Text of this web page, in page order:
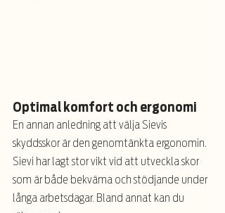
Optimal komfort och ergonomi
En annan anledning att välja Sievis
skyddsskor är den genomtänkta ergonomin.
Sievi har lagt stor vikt vid att utveckla skor
som är både bekväma och stödjande under
långa arbetsdagar. Bland annat kan du